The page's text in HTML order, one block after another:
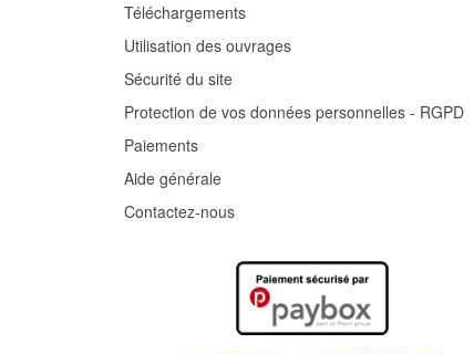
Téléchargements
Utilisation des ouvrages
Sécurité du site
Protection de vos données personnelles - RGPD
Paiements
Aide générale
Contactez-nous